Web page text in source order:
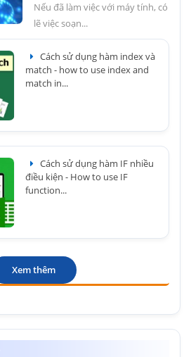
Nếu đã làm việc với máy tính, có
lẽ việc soạn...
Cách sử dụng hàm index và
match - how to use index and
match in...
Cách sử dụng hàm IF nhiều
điều kiện - How to use IF
function...
Xem thêm